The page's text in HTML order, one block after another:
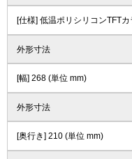
[仕様] 低温ポリシリコンTFT
外形寸法
[幅] 268 (単位 mm)
外形寸法
[奥行き] 210 (単位 mm)